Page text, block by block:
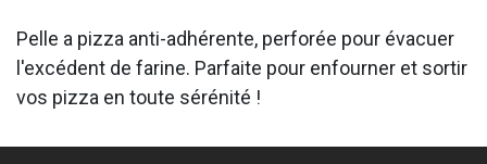
Pelle a pizza anti-adhérente, perforée pour évacuer
l'excédent de farine. Parfaite pour enfourner et sortir
vos pizza en toute sérénité !